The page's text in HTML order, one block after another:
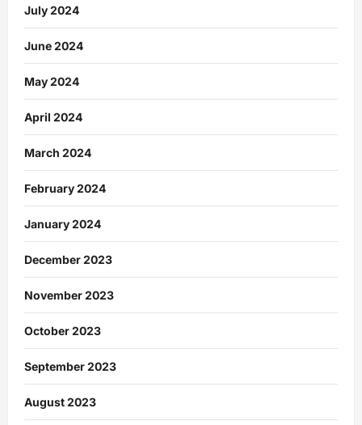
July 2024
June 2024
May 2024
April 2024
March 2024
February 2024
January 2024
December 2023
November 2023
October 2023
September 2023
August 2023